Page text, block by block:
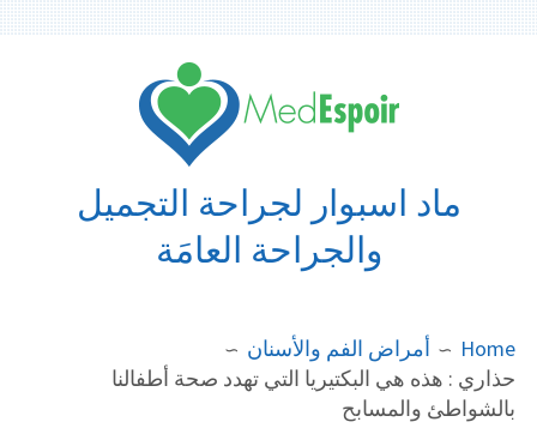
ماد اسبوار لجراحة التجميل
والجراحة العامَة
Home
أمراض الفم والأسنان
حذاري : هذه هي البكتيريا التي تهدد صحة أطفالنا
بالشواطئ والمسابح